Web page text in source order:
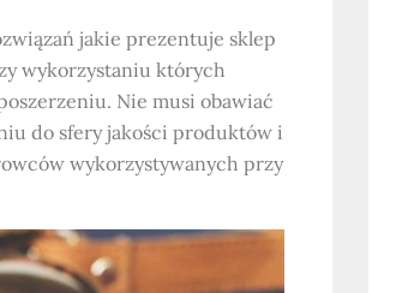
jakie prezentuje sklep
wykorzystaniu których
Nie musi obawiać
do sfery jakości produktów i
wykorzystywanych przy